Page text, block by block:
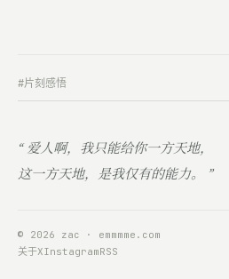
#片刻感悟
“ 爱人啊，我只能给你一方天地，
这一方天地，是我仅有的能力。 ”
© 2026 zac · emmmme.com
关于XInstagramRSS